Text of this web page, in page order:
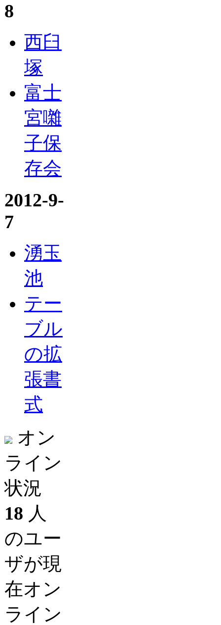
8
西臼
塚
富士
宮囃
子保
存会
2012-9-
7
湧玉
池
テー
ブル
の拡
張書
式
オン
ライン
状況
18 人
のユー
ザが現
在オン
ライン